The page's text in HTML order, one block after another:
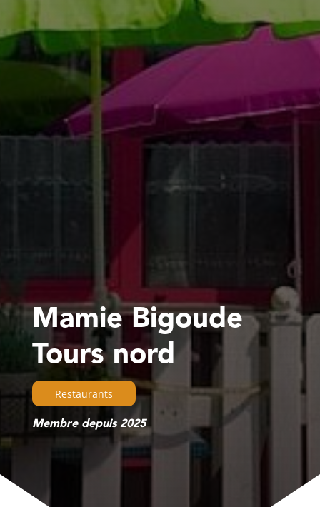
Mamie Bigoude
Tours nord
Restaurants
Membre depuis 2025